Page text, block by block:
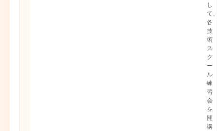
し
て
各
技
術
ス
ク
ー
ル
練
習
会
を
開
講